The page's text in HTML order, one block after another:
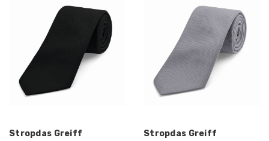
Stropdas Greiff Stropdas Greiff